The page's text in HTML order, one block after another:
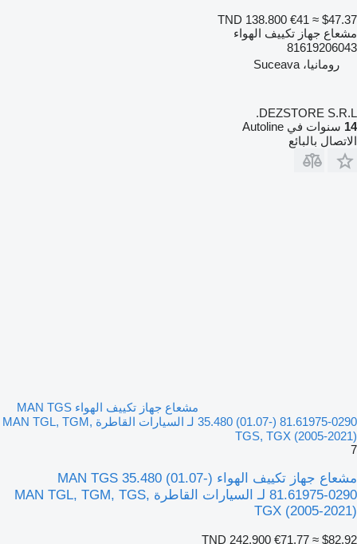
TND 138.800 €41 ≈ $47.37
مشعاع جهاز تكييف الهواء
81619206043
رومانيا، Suceava
DEZSTORE S.R.L.
14 سنوات في Autoline
الاتصال بالبائع
مشعاع جهاز تكييف الهواء MAN TGS
35.480 (01.07-) 81.61975-0290 لـ السيارات القاطرة MAN TGL, TGM,
TGS, TGX (2005-2021)
7
مشعاع جهاز تكييف الهواء MAN TGS 35.480 (01.07-)
81.61975-0290 لـ السيارات القاطرة MAN TGL, TGM, TGS,
TGX (2005-2021)
TND 242.900 €71.77 ≈ $82.92